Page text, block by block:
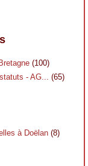
(100)
- AG... (65)
à Doëlan (8)